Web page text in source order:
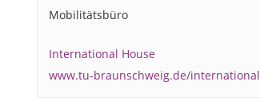
Mobilitätsbüro
International House
www.tu-braunschweig.de/international